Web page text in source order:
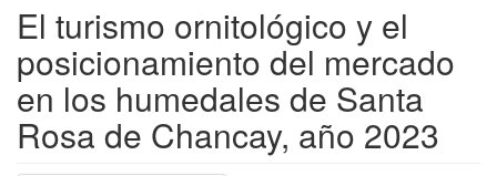
El turismo ornitológico y el
posicionamiento del mercado
en los humedales de Santa
Rosa de Chancay, año 2023